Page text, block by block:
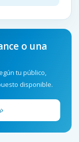
o una
tu público,
disponible.